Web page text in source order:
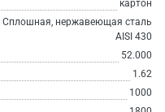
картон
Сплошная, нержавеющая сталь
AISI 430
52.000
1.62
1000